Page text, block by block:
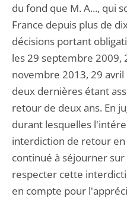
du fond que M. A..., qui
France depuis plus de
décisions portant
les 29 septembre 2009,
novembre 2013, 29
deux dernières étant
retour de deux ans. En
durant lesquelles
interdiction de retour
continué à séjourner
respecter cette
en compte pour